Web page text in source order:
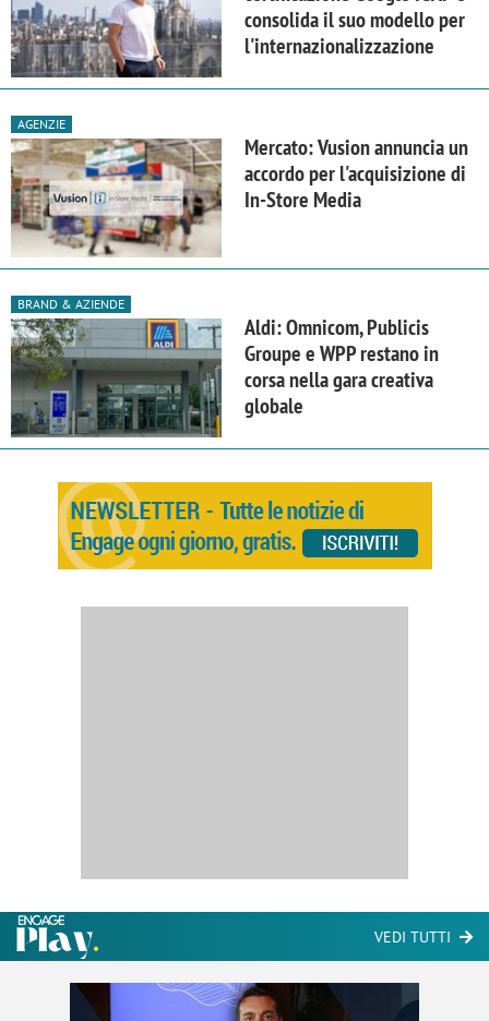
consolida il suo modello per
l'internazionalizzazione
AGENZIE
Mercato: Vusion annuncia un
accordo per l'acquisizione di
In-Store Media
BRAND & AZIENDE
Aldi: Omnicom, Publicis
Groupe e WPP restano in
corsa nella gara creativa
globale
VEDI TUTTI